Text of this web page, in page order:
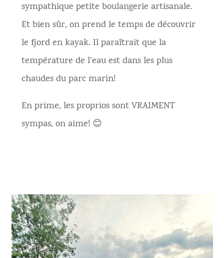
sympathique petite boulangerie artisanale.
Et bien sûr, on prend le temps de découvrir
le fjord en kayak. Il paraîtrait que la
température de l’eau est dans les plus
chaudes du parc marin!
En prime, les proprios sont VRAIMENT
sympas, on aime! 😊